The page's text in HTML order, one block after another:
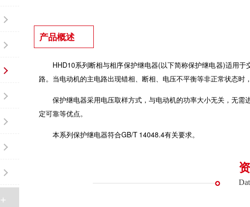
产品概述
HHD10系列断相与相序保护继电器(以下简称保护继电器)适用
路。当电动机的主电路出现错相、断相、电压不平衡等非正常状态时
保护继电器采用电压取样方式，与电动机的功率大小无关，无
定可靠等优点。
本系列保护继电器符合GB/T 14048.4有关要求。